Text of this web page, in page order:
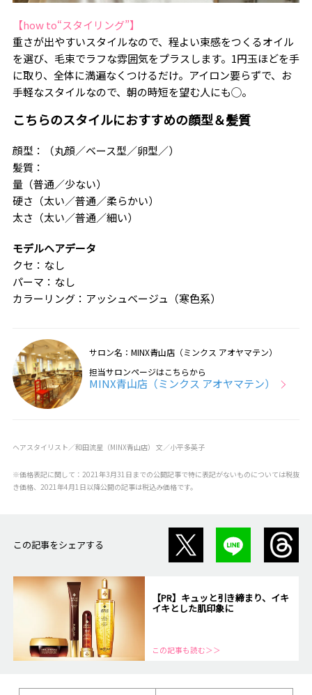
【how to“スタイリング”】
重さが出やすいスタイルなので、程よい束感をつくるオイル
を選び、毛束でラフな雰囲気をプラスします。1円玉ほどを手
に取り、全体に満遍なくつけるだけ。アイロン要らずで、お
手軽なスタイルなので、朝の時短を望む人にも◯。
こちらのスタイルにおすすめの顔型＆髪質
顔型：（丸顔／ベース型／卵型／）
髪質：
量（普通／少ない）
硬さ（太い／普通／柔らかい）
太さ（太い／普通／細い）
モデルヘアデータ
クセ：なし
パーマ：なし
カラーリング：アッシュベージュ（寒色系）
サロン名：MINX青山店（ミンクス アオヤマテン）
担当サロンページはこちらから
MINX青山店（ミンクス アオヤマテン）
ヘアスタイリスト／和田流星（MINX青山店） 文／小平多英子
※価格表記に関して：2021年3月31日までの公開記事で特に表記がないものについては税抜
き価格、2021年4月1日以降公開の記事は税込み価格です。
この記事をシェアする
【PR】キュッと引き締まり、イキ
イキとした肌印象に
この記事も読む＞＞